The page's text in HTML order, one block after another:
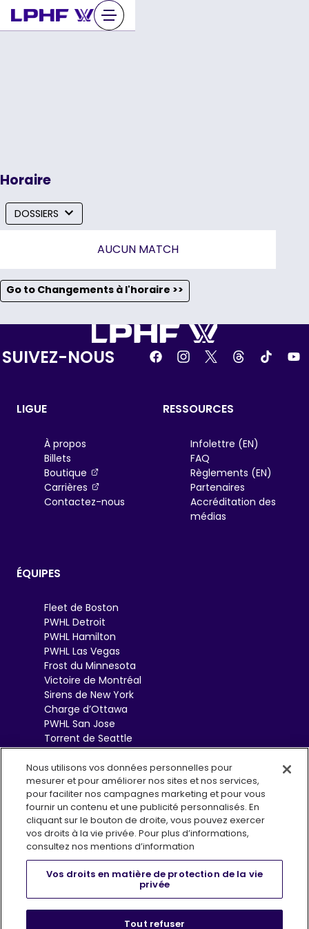
Sauter
au
Horaire
DOSSIERS
AUCUN MATCH
Go to Changements à l'horaire >>
SUIVEZ-NOUS
LIGUE
À propos
Billets
Boutique
, opens in a new tab
Carrières
, opens in a new tab
Contactez-nous
RESSOURCES
Infolettre (EN)
FAQ
Règlements (EN)
Partenaires
Accréditation des
médias
ÉQUIPES
Fleet de Boston
PWHL Detroit
PWHL Hamilton
PWHL Las Vegas
Frost du Minnesota
Victoire de Montréal
Sirens de New York
Charge d’Ottawa
PWHL San Jose
Torrent de Seattle
Sceptres de Toronto
Goldeneyes de
Vancouver
Conditions d’utilisation
Politique de confidentialité
Infolettre (EN)
Nous utilisons vos données personnelles pour
mesurer et pour améliorer nos sites et nos services,
pour faciliter nos campagnes marketing et pour vous
fournir un contenu et une publicité personnalisés. En
cliquant sur le bouton de droite, vous pouvez exercer
vos droits à la vie privée. Pour plus d’informations,
consultez nos mentions d’information
Vos droits en matière de protection de la vie
privée
Tout refuser